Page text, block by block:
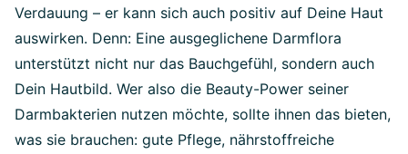
Verdauung – er kann sich auch positiv auf Deine Haut
auswirken. Denn: Eine ausgeglichene Darmflora
unterstützt nicht nur das Bauchgefühl, sondern auch
Dein Hautbild. Wer also die Beauty-Power seiner
Darmbakterien nutzen möchte, sollte ihnen das bieten,
was sie brauchen: gute Pflege, nährstoffreiche